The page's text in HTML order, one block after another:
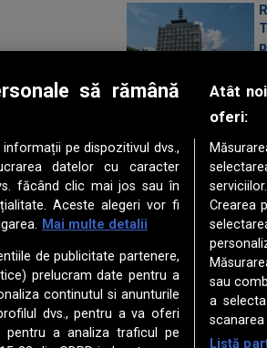
să rămână
pe dispozitivul dvs.,
datelor cu caracter
făcând clic mai jos sau în
Aceste alegeri vor fi
Mai multe detalii
de publicitate partenere,
prelucram date pentru a
continutul si anunturile
dvs., pentru a va oferi
pentru a analiza traficul pe
Atât
oferi:
Crearea
sau
a
Listă